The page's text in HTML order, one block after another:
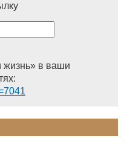
жизнь» в ваши